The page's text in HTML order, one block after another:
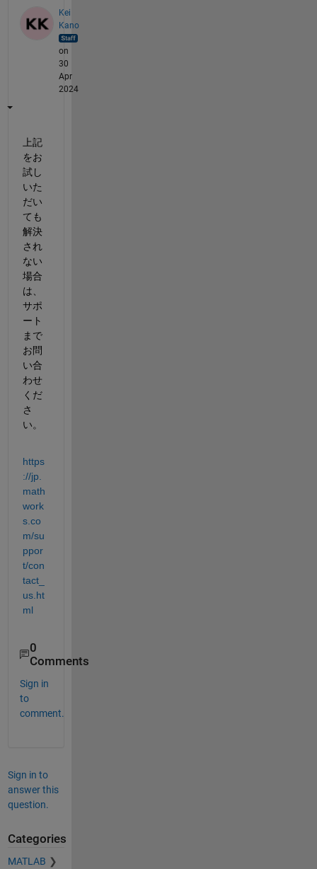
Kei
Kano
on
30
Apr
2024
上記
をお
試し
いた
だい
ても
解決
され
ない
場合
は、
サポ
ート
まで
お問
い合
わせ
くだ
さ
い。
https
://jp.
math
work
s.co
m/su
ppor
t/con
tact_
us.ht
ml
0
Comments
Sign in
to
comment.
Sign in to
answer this
question.
Categories
MATLAB